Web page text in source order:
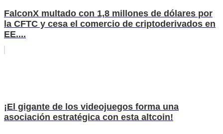
FalconX multado con 1,8 millones de dólares por
la CFTC y cesa el comercio de criptoderivados en
EE....
¡El gigante de los videojuegos forma una
asociación estratégica con esta altcoin!